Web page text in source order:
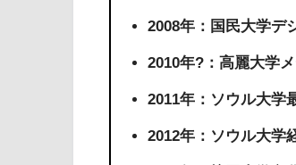
2008年：国民大学デ
2010年?：高麗大学
2011年：ソウル大学
2012年：ソウル大学